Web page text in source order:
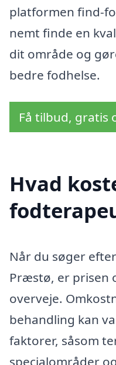
platformen find-
nemt finde en
dit område og
bedre fodhelse.
Få tilbud, gratis
Hvad
Når du søger
Præstø, er prisen
overveje.
behandling kan
faktorer, såsom
specialområder